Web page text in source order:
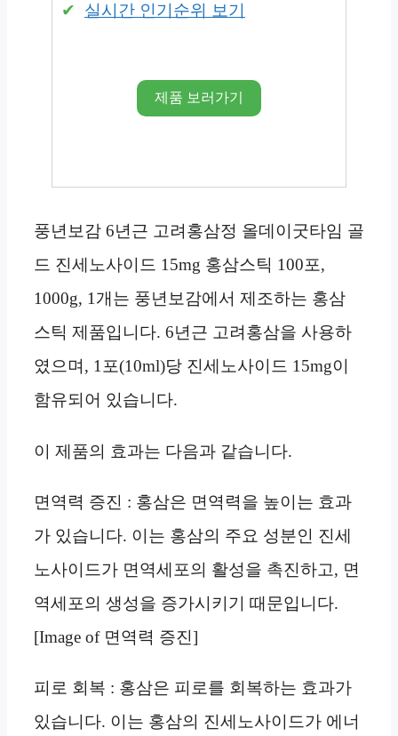
실시간 인기순위 보기
제품 보러가기
풍년보감 6년근 고려홍삼정 올데이굿타임 골
드 진세노사이드 15mg 홍삼스틱 100포,
1000g, 1개는 풍년보감에서 제조하는 홍삼
스틱 제품입니다. 6년근 고려홍삼을 사용하
였으며, 1포(10ml)당 진세노사이드 15mg이
함유되어 있습니다.
이 제품의 효과는 다음과 같습니다.
면역력 증진 : 홍삼은 면역력을 높이는 효과
가 있습니다. 이는 홍삼의 주요 성분인 진세
노사이드가 면역세포의 활성을 촉진하고, 면
역세포의 생성을 증가시키기 때문입니다.
[Image of 면역력 증진]
피로 회복 : 홍삼은 피로를 회복하는 효과가
있습니다. 이는 홍삼의 진세노사이드가 에너